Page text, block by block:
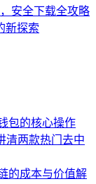
安全下载全攻略
新探索
包的核心操作
清两款热门去中
的成本与价值解